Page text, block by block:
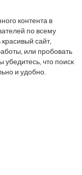
контента в
по всему
сайт,
или пробовать
что поиск
и удобно.